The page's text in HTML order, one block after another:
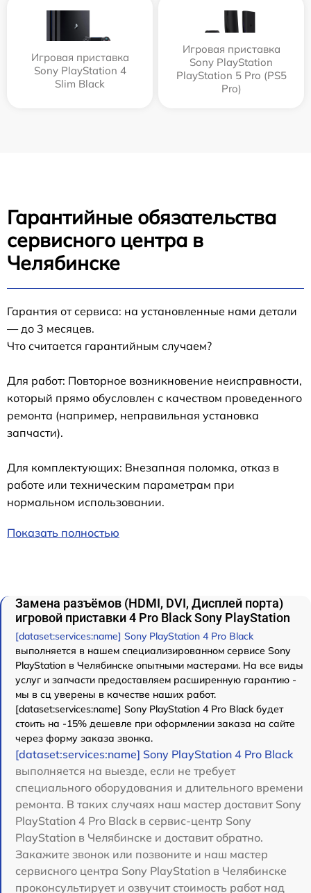
Игровая приставка
Sony PlayStation 4
Slim Black
Игровая приставка
Sony PlayStation
PlayStation 5 Pro (PS5
Pro)
Гарантийные обязательства
сервисного центра в
Челябинске
Гарантия от сервиса: на установленные нами детали
— до 3 месяцев.
Что считается гарантийным случаем?
Для работ: Повторное возникновение неисправности,
который прямо обусловлен с качеством проведенного
ремонта (например, неправильная установка
запчасти).
Для комплектующих: Внезапная поломка, отказ в
работе или техническим параметрам при
нормальном использовании.
Показать полностью
Замена разъёмов (HDMI, DVI, Дисплей порта)
игровой приставки 4 Pro Black Sony PlayStation
[dataset:services:name] Sony PlayStation 4 Pro Black
выполняется в нашем специализированном сервисе Sony
PlayStation в Челябинске опытными мастерами. На все виды
услуг и запчасти предоставляем расширенную гарантию -
мы в сц уверены в качестве наших работ.
[dataset:services:name] Sony PlayStation 4 Pro Black будет
стоить на -15% дешевле при оформлении заказа на сайте
через форму заказа звонка.
[dataset:services:name] Sony PlayStation 4 Pro Black
выполняется на выезде, если не требует
специального оборудования и длительного времени
ремонта. В таких случаях наш мастер доставит Sony
PlayStation 4 Pro Black в сервис-центр Sony
PlayStation в Челябинске и доставит обратно.
Закажите звонок или позвоните и наш мастер
сервисного центра Sony PlayStation в Челябинске
проконсультирует и озвучит стоимость работ над